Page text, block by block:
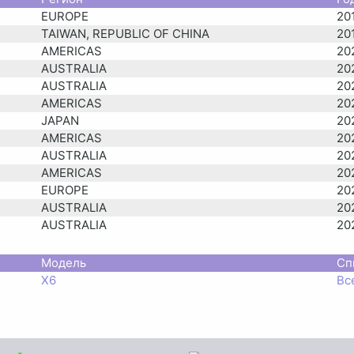
EUROPE
TAIWAN, REPUBLIC OF CHINA
AMERICAS
AUSTRALIA
AUSTRALIA
AMERICAS
JAPAN
AMERICAS
AUSTRALIA
AMERICAS
EUROPE
AUSTRALIA
AUSTRALIA
EUROPE
RUSSIA
Модель
X6